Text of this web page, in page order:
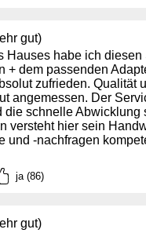
gut)
Hauses habe ich diesen
+ dem passenden
zufrieden. Qualität
angemessen. Der
die schnelle Abwicklung
versteht hier sein
und -nachfragen
ja (86)
gut)